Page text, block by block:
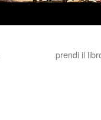
prendi il